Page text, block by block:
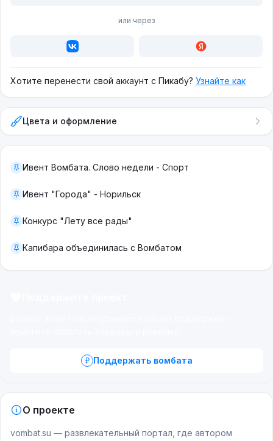
или через
Хотите перенести свой аккаунт с Пикабу? Узнайте как
Цвета и оформление
Ивент Вомбата. Слово недели - Спорт
Ивент "Города" - Норильск
Конкурс "Лету все рады"
Капибара объединилась с Вомбатом
Поддержать вомбата
О проекте
vombat.su — развлекательный портал, где автором